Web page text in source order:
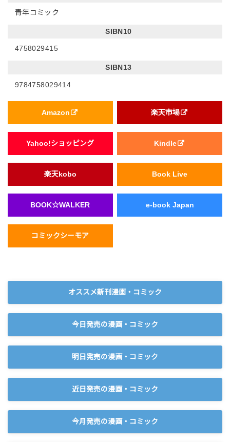
青年コミック
SIBN10
4758029415
SIBN13
9784758029414
Amazon 楽天市場
Yahoo!ショッピング Kindle
楽天kobo Book Live
BOOK☆WALKER e-book Japan
コミックシーモア
オススメ新刊漫画・コミック
今日発売の漫画・コミック
明日発売の漫画・コミック
近日発売の漫画・コミック
今月発売の漫画・コミック